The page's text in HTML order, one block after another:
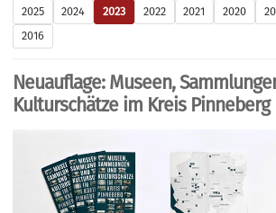
Neuauflage: Museen,
Kulturschätze im Kreis Pinneberg
2025 2024 2023 2022 2021 2020
2016